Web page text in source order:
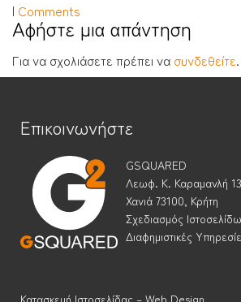
| Comments
Αφήστε μια απάντηση
Για να σχολιάσετε πρέπει να συνδεθείτε.
Επικοινωνήστε
GSQUARED
Λεωφ. Κ. Καραμανλή
Χανιά 73100, Κρήτη
Σχεδιασμός
Διαφημιστικές